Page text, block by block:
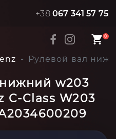
+38 067 341 57 75
0
Рулевой вал
w203
C-Class W203